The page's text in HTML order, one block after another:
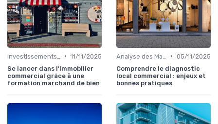
• 11/11/2025
Se lancer dans l’immobilier
commercial grâce à une
formation marchand de bien
• 05/11/2025
Comprendre le diagnostic
local commercial : enjeux et
bonnes pratiques